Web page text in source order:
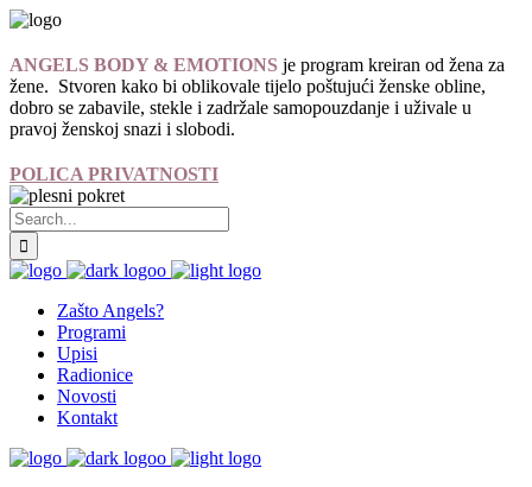
ANGELS BODY & EMOTIONS je program kreiran od žena za
žene. Stvoren kako bi oblikovale tijelo poštujući ženske obline,
dobro se zabavile, stekle i zadržale samopouzdanje i uživale u
pravoj ženskoj snazi i slobodi.
POLICA PRIVATNOSTI
Zašto Angels?
Programi
Upisi
Radionice
Novosti
Kontakt